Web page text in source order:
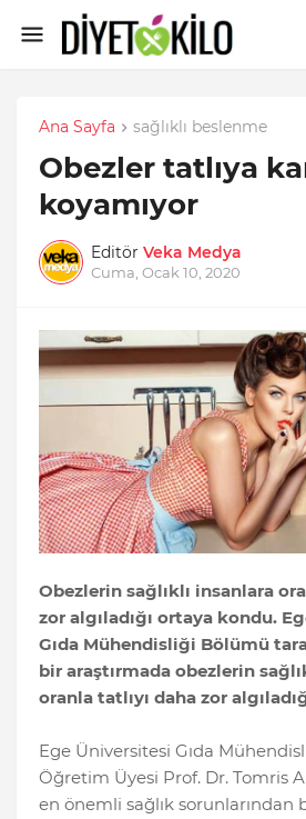
Ana Sayfa sağlıklı beslenme
Obezler tatlıya
koyamıyor
Editör Veka Medya
Cuma, Ocak 10, 2020
Obezlerin sağlıklı insanlara
zor algıladığı ortaya kondu.
Gıda Mühendisliği Bölümü
bir araştırmada obezlerin
oranla tatlıyı daha zor
Ege Üniversitesi Gıda
Öğretim Üyesi Prof. Dr. Tomris
en önemli sağlık sorunlarından